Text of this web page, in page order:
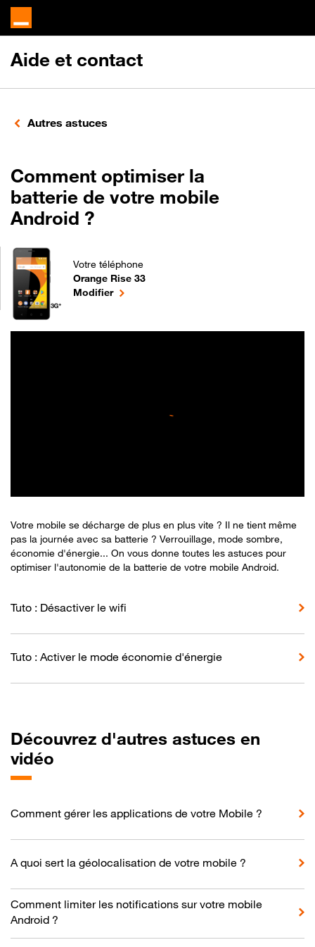
Aide et contact
Autres astuces
Comment optimiser la
batterie de votre mobile
Android ?
Votre téléphone
Orange Rise 33
Comment optimiser la batterie de votre mobile
Modifierle téléphone sélectionné
Votre mobile se décharge de plus en plus vite ? Il ne tient même
pas la journée avec sa batterie ? Verrouillage, mode sombre,
économie d'énergie... On vous donne toutes les astuces pour
optimiser l'autonomie de la batterie de votre mobile Android.
Tuto : Désactiver le wifi
Tuto : Activer le mode économie d'énergie
Découvrez d'autres astuces en
vidéo
Comment gérer les applications de votre Mobile ?
A quoi sert la géolocalisation de votre mobile ?
Comment limiter les notifications sur votre mobile
Android ?